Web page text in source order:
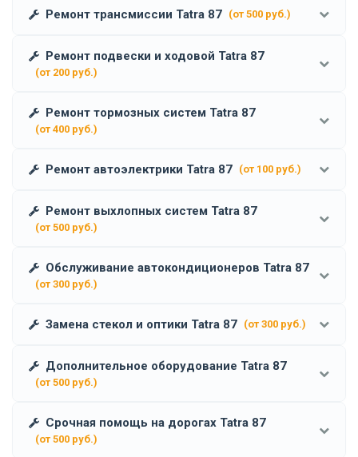
Ремонт трансмиссии Tatra 87 (от 500 руб.)
Ремонт подвески и ходовой Tatra 87
(от 200 руб.)
Ремонт тормозных систем Tatra 87
(от 400 руб.)
Ремонт автоэлектрики Tatra 87 (от 100 руб.)
Ремонт выхлопных систем Tatra 87
(от 500 руб.)
Обслуживание автокондиционеров Tatra 87
(от 300 руб.)
Замена стекол и оптики Tatra 87 (от 300 руб.)
Дополнительное оборудование Tatra 87
(от 500 руб.)
Срочная помощь на дорогах Tatra 87
(от 500 руб.)